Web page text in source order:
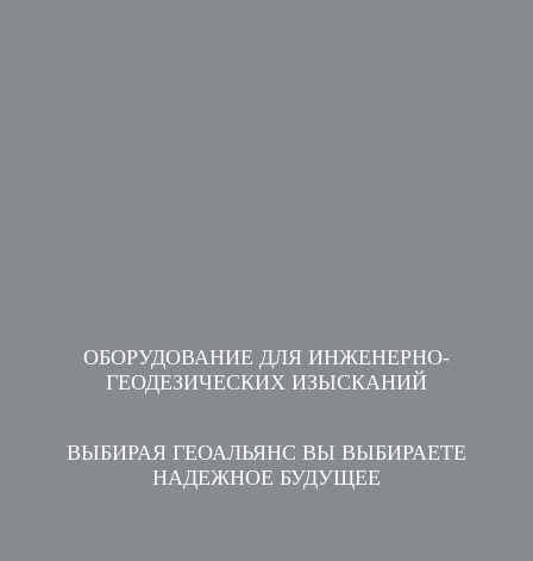
ОБОРУДОВАНИЕ ДЛЯ ИНЖЕНЕРНО-
ГЕОДЕЗИЧЕСКИХ ИЗЫСКАНИЙ
ВЫБИРАЯ ГЕОАЛЬЯНС ВЫ ВЫБИРАЕТЕ
НАДЕЖНОЕ БУДУЩЕЕ